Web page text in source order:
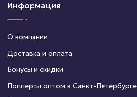
Информация
О компании
Доставка и оплата
Бонусы и скидки
Попперсы оптом в Санкт-Петербурге